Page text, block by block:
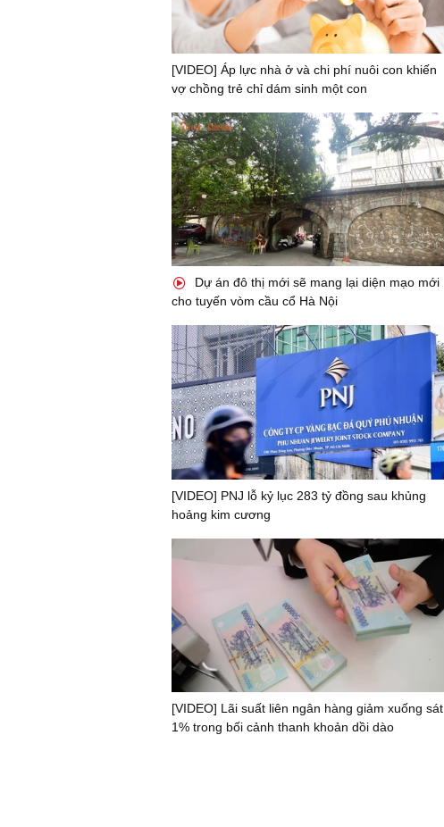
[VIDEO] Áp lực nhà ở và chi phí nuôi con khiến
vợ chồng trẻ chỉ dám sinh một con
Dự án đô thị mới sẽ mang lại diện mạo mới
cho tuyến vòm cầu cổ Hà Nội
[VIDEO] PNJ lỗ kỷ lục 283 tỷ đồng sau khủng
hoảng kim cương
[VIDEO] Lãi suất liên ngân hàng giảm xuống sát
1% trong bối cảnh thanh khoản dồi dào